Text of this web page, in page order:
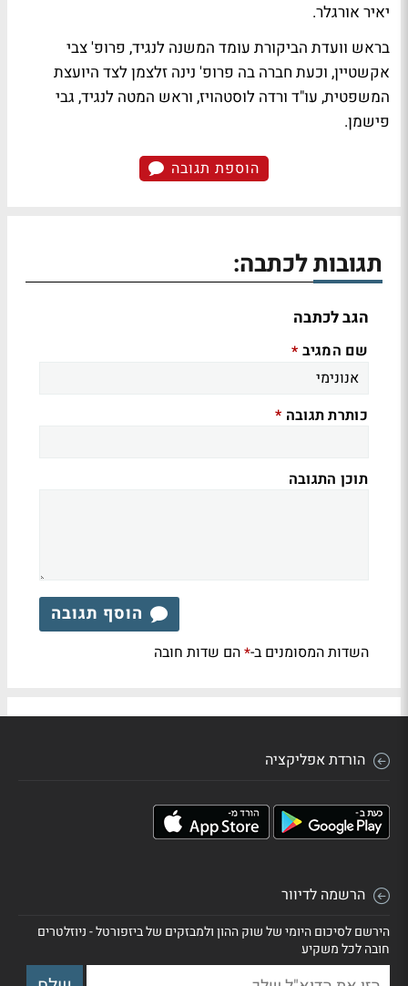
יאיר אורגלר.
בראש וועדת הביקורת עומד המשנה לנגיד, פרופ' צבי
אקשטיין, וכעת חברה בה פרופ' נינה זלצמן לצד היועצת
המשפטית, עו"ד ורדה לוסטהויז, וראש המטה לנגיד, גבי
פישמן.
הוספת תגובה
תגובות לכתבה:
הגב לכתבה
שם המגיב *
כותרת תגובה *
תוכן התגובה
הוסף תגובה
השדות המסומנים ב-*הם שדות חובה
הורדת אפליקציה
הרשמה לדיוור
הירשם לסיכום היומי של שוק ההון ולמבזקים של ביזפורטל - ניוזלטרים
חובה לכל משקיע